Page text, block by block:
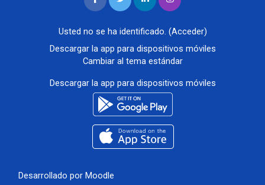
Usted no se ha identificado. (Acceder)
Descargar la app para dispositivos móviles
Cambiar al tema estándar
Descargar la app para dispositivos móviles
Desarrollado por Moodle